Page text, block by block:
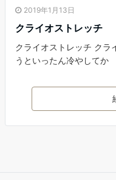
2019年1月13日
クライオストレッチ
クライオストレッチ クラ
うといったん冷やしてか